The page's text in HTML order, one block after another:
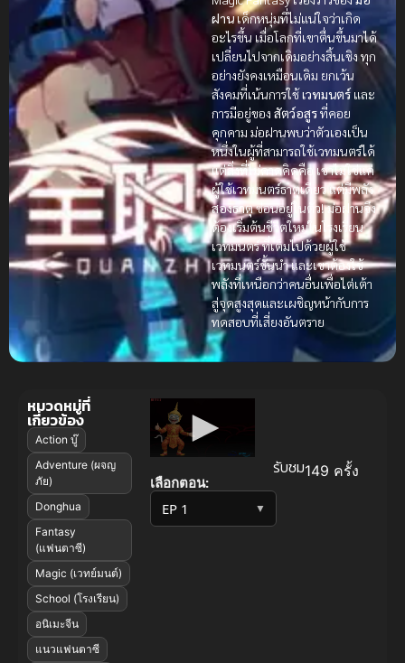
ฝานเด็กหนุ่มที่ไม่แน่ใจว่าเกิด
อะไรขึ้น เมื่อโลกที่เขาตื่นขึ้นมาได้
เปลี่ยนไปจากเดิมอย่างสิ้นเชิง ทุก
อย่างยังคงเหมือนเดิม ยกเว้น
สังคมที่เน้นการใช้เวทมนตร์และ
การมีอยู่ของ สัตว์อสูรที่คอย
คุกคาม ม่อฝานพบว่าตัวเองเป็น
หนึ่งในผู้ที่สามารถใช้เวทมนตร์ได้
แต่สิ่งที่ไม่คาดคิดคือ เขาไม่ใช่แค่
ผู้ใช้เวทมนตร์ธาตุเดียว แต่มีพลัง
สองธาตุซ่อนอยู่ในตัว! ม่อฝานจึง
ต้องเริ่มต้นชีวิตใหม่ในโรงเรียน
เวทมนตร์ ที่เต็มไปด้วยผู้ใช้
เวทมนตร์ชั้นนำ และเขาต้องใช้
พลังที่เหนือกว่าคนอื่นเพื่อไต่เต้า
สู่จุดสูงสุดและเผชิญหน้ากับการ
ทดสอบที่เสี่ยงอันตราย
เลือกตอน:
▼
รับชม149 ครั้ง
หมวดหมู่ที่
เกี่ยวข้อง
Action บู๊
Adventure (ผจญ
ภัย)
Donghua
Fantasy
(แฟนตาซี)
Magic (เวทย์มนต์)
School (โรงเรียน)
อนิเมะจีน
แนวแฟนตาซี